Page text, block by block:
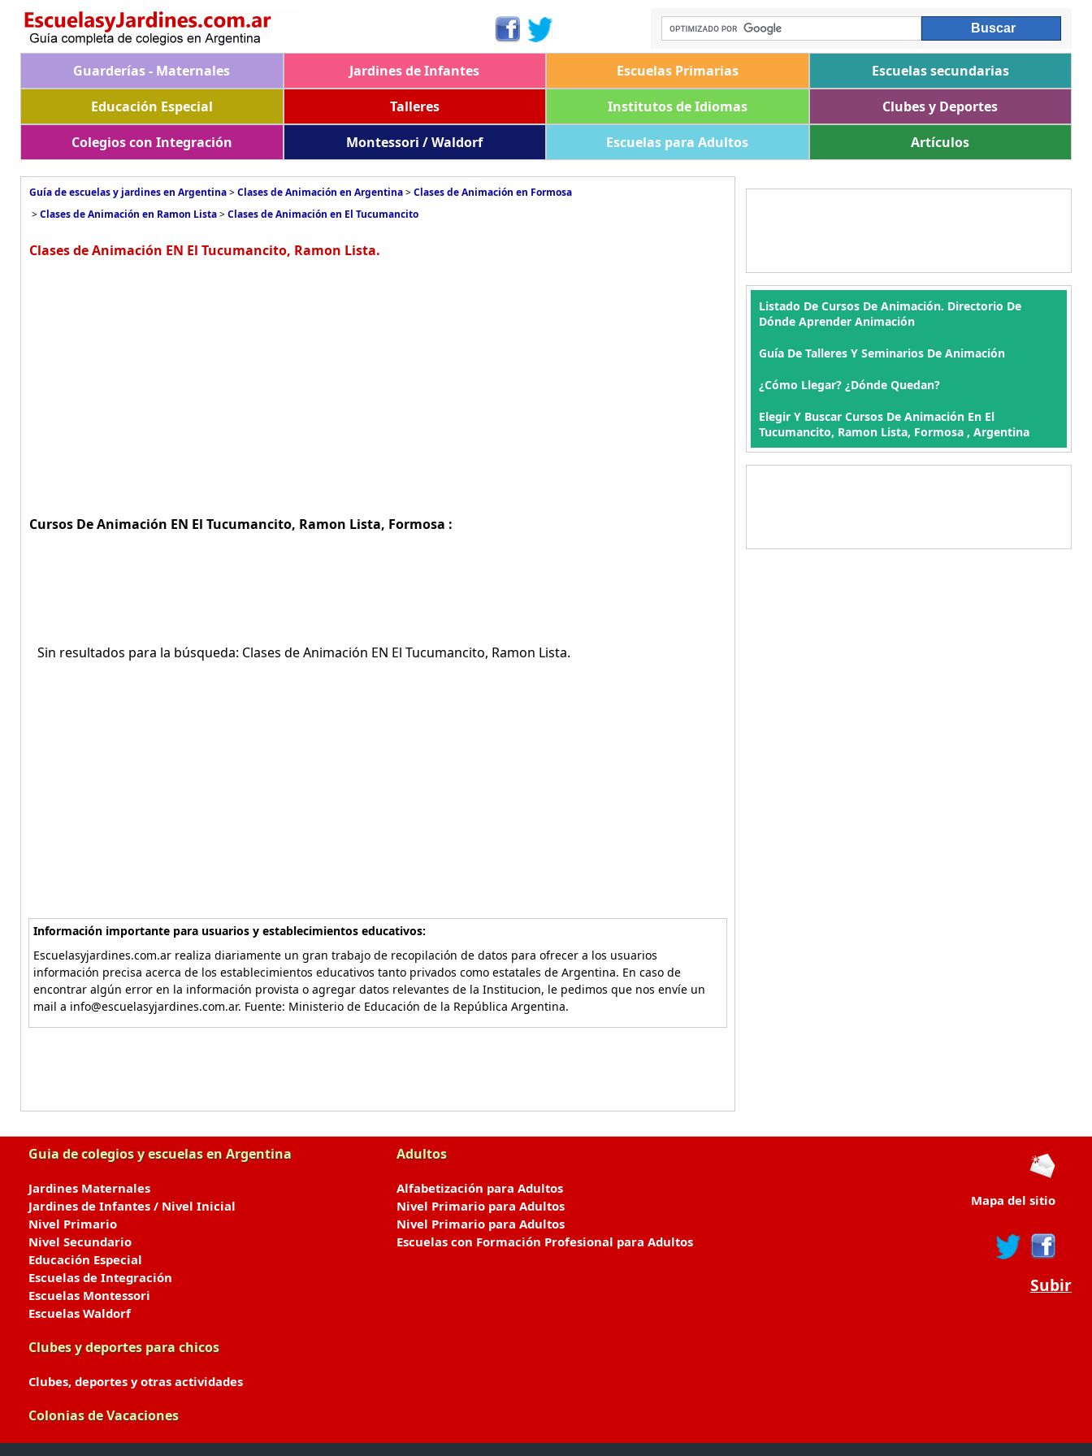
Guarderías - Maternales Jardines de Infantes Escuelas Primarias
Escuelas secundarias
Educación Especial
Talleres Institutos de Idiomas
Clubes y Deportes
Colegios con Integración
Montessori / Waldorf Escuelas para Adultos Artículos
Guía de escuelas y jardines en Argentina>Clases de Animación en Argentina>Clases de Animación en Formosa
>Clases de Animación en Ramon Lista>Clases de Animación en El Tucumancito
Clases de Animación EN El Tucumancito, Ramon Lista.
Cursos De Animación EN El Tucumancito, Ramon Lista, Formosa :
Sin resultados para la búsqueda: Clases de Animación EN El Tucumancito, Ramon Lista.
Información importante para usuarios y establecimientos educativos:
Escuelasyjardines.com.ar realiza diariamente un gran trabajo de recopilación de datos para ofrecer a los usuarios
información precisa acerca de los establecimientos educativos tanto privados como estatales de Argentina. En caso de
encontrar algún error en la información provista o agregar datos relevantes de la Institucion, le pedimos que nos envíe un
mail a info@escuelasyjardines.com.ar. Fuente: Ministerio de Educación de la República Argentina.
Listado De Cursos De Animación. Directorio De
Dónde Aprender Animación
Guía De Talleres Y Seminarios De Animación
¿Cómo Llegar? ¿Dónde Quedan?
Elegir Y Buscar Cursos De Animación En El
Tucumancito, Ramon Lista, Formosa , Argentina
Guia de colegios y escuelas en Argentina
Jardines Maternales
Jardines de Infantes / Nivel Inicial
Nivel Primario
Nivel Secundario
Educación Especial
Escuelas de Integración
Escuelas Montessori
Escuelas Waldorf
Clubes y deportes para chicos
Clubes, deportes y otras actividades
Colonias de Vacaciones
Adultos
Alfabetización para Adultos
Nivel Primario para Adultos
Nivel Primario para Adultos
Escuelas con Formación Profesional para Adultos
Mapa del sitio
Subir